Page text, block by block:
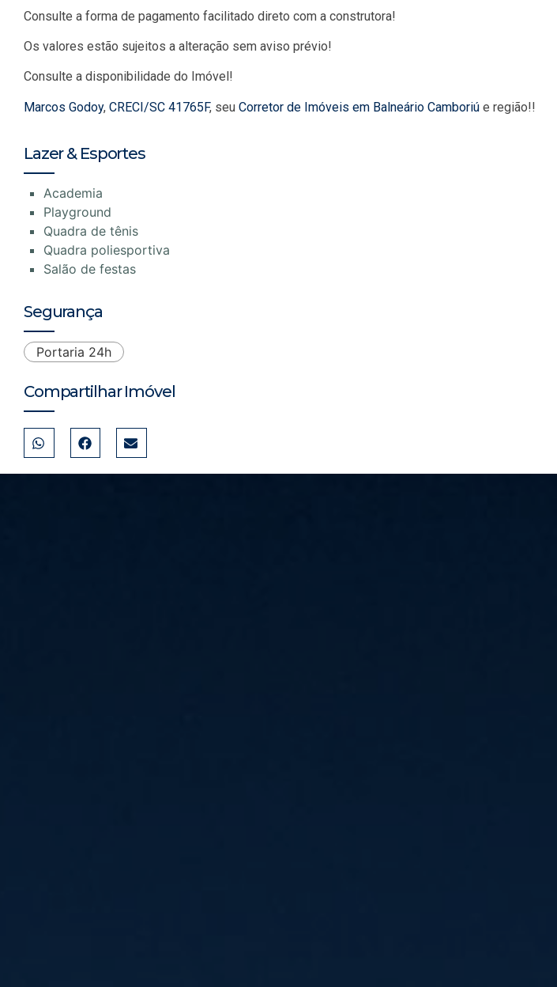
Consulte a forma de pagamento facilitado direto com a construtora!
Os valores estão sujeitos a alteração sem aviso prévio!
Consulte a disponibilidade do Imóvel!
Marcos Godoy, CRECI/SC 41765F, seu Corretor de Imóveis em Balneário Camboriú e região!!
Lazer & Esportes
Academia
Playground
Quadra de tênis
Quadra poliesportiva
Salão de festas
Segurança
Portaria 24h
Compartilhar Imóvel